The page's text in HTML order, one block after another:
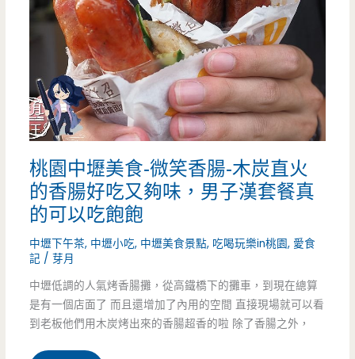
式
茶
老
撾
咖
啡-
校
對
面
亮
桃園中壢美食-微笑香腸-木炭直火
的香腸好吃又夠味，男子漢套餐真
的可以吃飽飽
中壢下午茶, 中壢小吃, 中壢美食景點, 吃喝玩樂in桃園, 愛食
記 /芽月
中壢低調的人氣烤香腸攤，從高鐵橋下的攤車，到現在總算
是有一個店面了 而且還增加了內用的空間 直接現場就可以看
到老板他們用木炭烤出來的香腸超香的啦 除了香腸之外，